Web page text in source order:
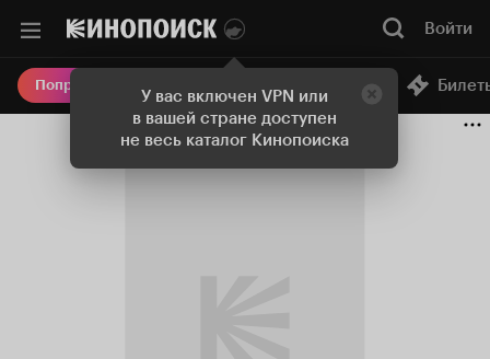
У вас включен VPN или
в вашей стране доступен
не весь каталог Кинопоиска
Войти
Попробовать Плюс Онлайн-кинотеатр